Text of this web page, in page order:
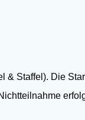
Die